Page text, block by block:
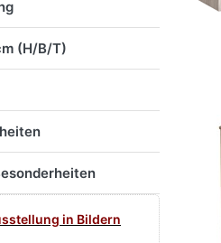
cm (H/B/T)
(H/B/T)
Besonderheiten
in Bildern